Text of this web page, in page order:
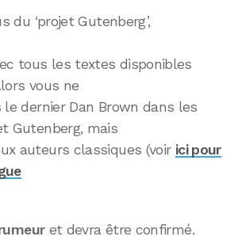
du ‘projet Gutenberg’,
tous les textes disponibles
vous ne
le dernier Dan Brown dans les
Gutenberg, mais
auteurs classiques (voir ici pour
et devra être confirmé.